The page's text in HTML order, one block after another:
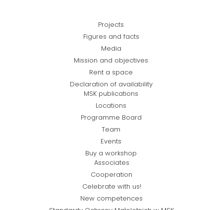
Projects
Figures and facts
Media
Mission and objectives
Rent a space
Declaration of availability
MSK publications
Locations
Programme Board
Team
Events
Buy a workshop
Associates
Cooperation
Celebrate with us!
New competences